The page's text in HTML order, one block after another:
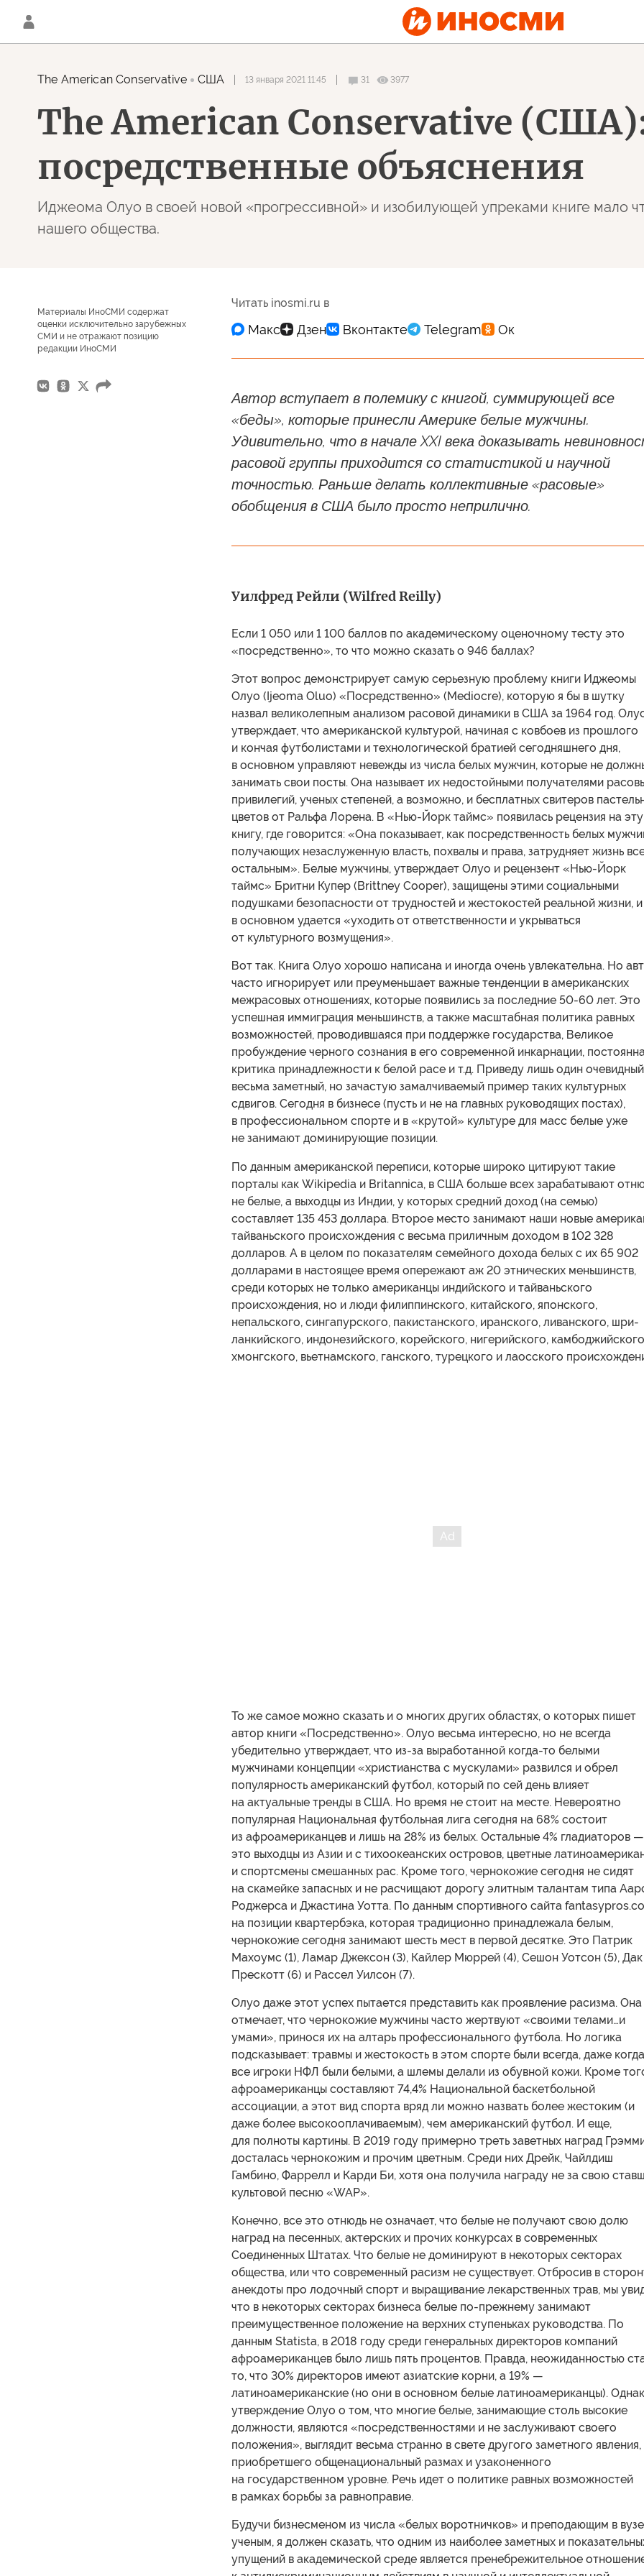
The American Conservative США 13 января 2021 11:45 31 3977
The American Conservative
посредственные объяснения
Иджеома Олуо в своей новой «прогрессивной» и изобилующей упреками книге мало
нашего общества.
Материалы ИноСМИ содержат
оценки исключительно зарубежных
СМИ и не отражают позицию
редакции ИноСМИ
Читать inosmi.ru в
Автор вступает в полемику с книгой, суммирующей все
«беды», которые принесли Америке белые мужчины.
Удивительно, что в начале XXI века доказывать
расовой группы приходится со статистикой и научной
точностью. Раньше делать коллективные «расовые»
обобщения в США было просто неприлично.
Уилфред Рейли (Wilfred Reilly)
Если 1 050 или 1 100 баллов по академическому оценочному тесту это
«посредственно», то что можно сказать о 946 баллах?
Этот вопрос демонстрирует самую серьезную проблему книги Иджеомы
Олуо (Ijeoma Oluo) «Посредственно» (Mediocre), которую я бы в шутку
назвал великолепным анализом расовой динамики в США за 1964 год.
утверждает, что американской культурой, начиная с ковбоев из прошлого
и кончая футболистами и технологической братией сегодняшнего дня,
в основном управляют невежды из числа белых мужчин, которые не
занимать свои посты. Она называет их недостойными получателями
привилегий, ученых степеней, а возможно, и бесплатных свитеров
цветов от Ральфа Лорена. В «Нью-Йорк таймс» появилась рецензия на эту
книгу, где говорится: «Она показывает, как посредственность белых
получающих незаслуженную власть, похвалы и права, затрудняет жизнь
остальным». Белые мужчины, утверждает Олуо и рецензент «Нью-Йорк
таймс» Бритни Купер (Brittney Cooper), защищены этими социальными
подушками безопасности от трудностей и жестокостей реальной жизни,
в основном удается «уходить от ответственности и укрываться
от культурного возмущения».
Вот так. Книга Олуо хорошо написана и иногда очень увлекательна. Но
часто игнорирует или преуменьшает важные тенденции в американских
межрасовых отношениях, которые появились за последние 50-60 лет. Это
успешная иммиграция меньшинств, а также масштабная политика равных
возможностей, проводившаяся при поддержке государства, Великое
пробуждение черного сознания в его современной инкарнации,
критика принадлежности к белой расе и т.д. Приведу лишь один
весьма заметный, но зачастую замалчиваемый пример таких культурных
сдвигов. Сегодня в бизнесе (пусть и не на главных руководящих постах),
в профессиональном спорте и в «крутой» культуре для масс белые уже
не занимают доминирующие позиции.
По данным американской переписи, которые широко цитируют такие
порталы как Wikipedia и Britannica, в США больше всех зарабатывают
не белые, а выходцы из Индии, у которых средний доход (на семью)
составляет 135 453 доллара. Второе место занимают наши новые
тайваньского происхождения с весьма приличным доходом в 102 328
долларов. А в целом по показателям семейного дохода белых с их 65 902
долларами в настоящее время опережают аж 20 этнических меньшинств,
среди которых не только американцы индийского и тайваньского
происхождения, но и люди филиппинского, китайского, японского,
непальского, сингапурского, пакистанского, иранского, ливанского, шри-
ланкийского, индонезийского, корейского, нигерийского,
хмонгского, вьетнамского, ганского, турецкого и лаосского
То же самое можно сказать и о многих других областях, о которых пишет
автор книги «Посредственно». Олуо весьма интересно, но не всегда
убедительно утверждает, что из-за выработанной когда-то белыми
мужчинами концепции «христианства с мускулами» развился и обрел
популярность американский футбол, который по сей день влияет
на актуальные тренды в США. Но время не стоит на месте. Невероятно
популярная Национальная футбольная лига сегодня на 68% состоит
из афроамериканцев и лишь на 28% из белых. Остальные 4% гладиаторов —
это выходцы из Азии и с тихоокеанских островов, цветные
и спортсмены смешанных рас. Кроме того, чернокожие сегодня не сидят
на скамейке запасных и не расчищают дорогу элитным талантам типа
Роджерса и Джастина Уотта. По данным спортивного сайта
на позиции квартербэка, которая традиционно принадлежала белым,
чернокожие сегодня занимают шесть мест в первой десятке. Это Патрик
Махоумс (1), Ламар Джексон (3), Кайлер Мюррей (4), Сешон Уотсон (5), Дак
Прескотт (6) и Рассел Уилсон (7).
Олуо даже этот успех пытается представить как проявление расизма. Она
отмечает, что чернокожие мужчины часто жертвуют «своими телами…и
умами», принося их на алтарь профессионального футбола. Но логика
подсказывает: травмы и жестокость в этом спорте были всегда, даже когда
все игроки НФЛ были белыми, а шлемы делали из обувной кожи. Кроме
афроамериканцы составляют 74,4% Национальной баскетбольной
ассоциации, а этот вид спорта вряд ли можно назвать более жестоким (и
даже более высокооплачиваемым), чем американский футбол. И еще,
для полноты картины. В 2019 году примерно треть заветных наград
досталась чернокожим и прочим цветным. Среди них Дрейк, Чайлдиш
Гамбино, Фаррелл и Карди Би, хотя она получила награду не за свою
культовой песню «WAP».
Конечно, все это отнюдь не означает, что белые не получают свою долю
наград на песенных, актерских и прочих конкурсах в современных
Соединенных Штатах. Что белые не доминируют в некоторых секторах
общества, или что современный расизм не существует. Отбросив в
анекдоты про лодочный спорт и выращивание лекарственных трав, мы
что в некоторых секторах бизнеса белые по-прежнему занимают
преимущественное положение на верхних ступеньках руководства. По
данным Statista, в 2018 году среди генеральных директоров компаний
афроамериканцев было лишь пять процентов. Правда, неожиданностью
то, что 30% директоров имеют азиатские корни, а 19% —
латиноамериканские (но они в основном белые латиноамериканцы).
утверждение Олуо о том, что многие белые, занимающие столь высокие
должности, являются «посредственностями и не заслуживают своего
положения», выглядит весьма странно в свете другого заметного явления,
приобретшего общенациональный размах и узаконенного
на государственном уровне. Речь идет о политике равных возможностей
в рамках борьбы за равноправие.
Будучи бизнесменом из числа «белых воротничков» и преподающим в вузе
ученым, я должен сказать, что одним из наиболее заметных и
упущений в академической среде является пренебрежительное